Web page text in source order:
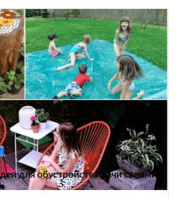
38211
для обустройства дачи своими